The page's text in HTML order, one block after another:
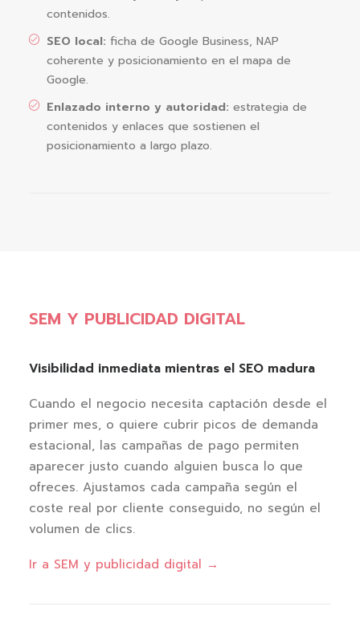
contenidos.
SEO local: ficha de Google Business, NAP
coherente y posicionamiento en el mapa de
Google.
Enlazado interno y autoridad: estrategia de
contenidos y enlaces que sostienen el
posicionamiento a largo plazo.
SEM Y PUBLICIDAD DIGITAL
Visibilidad inmediata mientras el SEO madura
Cuando el negocio necesita captación desde el
primer mes, o quiere cubrir picos de demanda
estacional, las campañas de pago permiten
aparecer justo cuando alguien busca lo que
ofreces. Ajustamos cada campaña según el
coste real por cliente conseguido, no según el
volumen de clics.
Ir a SEM y publicidad digital →